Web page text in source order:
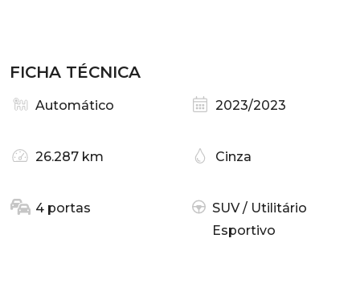
FICHA TÉCNICA
Automático 2023/2023
26.287 km Cinza
4 portas
SUV / Utilitário
Esportivo